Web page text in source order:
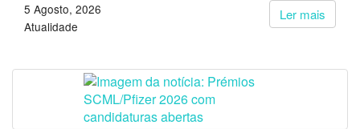
Ler mais
5 Agosto, 2026
Atualidade